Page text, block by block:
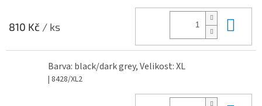
810 Kč / ks
Barva: black/dark grey, Velikost: XL
| 8428/XL2